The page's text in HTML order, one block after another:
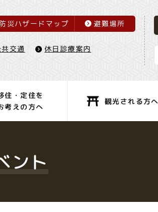
防災ハザードマップ 避難場所
共交通 休日診療案内
住・定住を
考えの方へ
観光される方へ
ント